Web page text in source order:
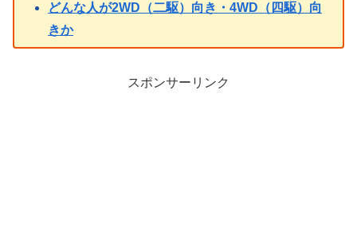
どんな人が2WD（二駆）向き・4WD（四駆）向
きか
スポンサーリンク